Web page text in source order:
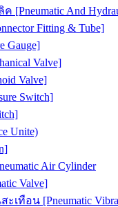
And
Fitting & Tube]
Gauge]
Valve]
Valve]
Switch]
Unite)
Air Cylinder
Valve]
ทือน [Pneumatic